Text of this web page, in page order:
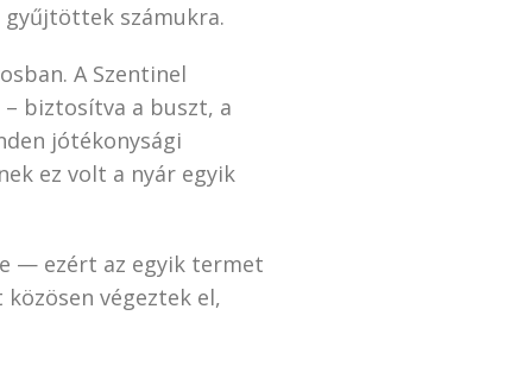
számukra.
A Szentinel
biztosítva a buszt, a
jótékonysági
ez volt a nyár egyik
— ezért az egyik termet
végeztek el,